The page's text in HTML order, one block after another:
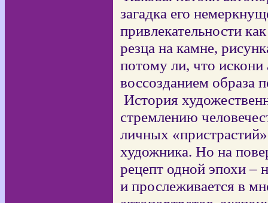
загадка его
привлекательности
резца на камне,
потому ли, что
воссозданием образа
История
стремлению
личных
художника. Но на
рецепт одной эпохи –
и прослеживается в